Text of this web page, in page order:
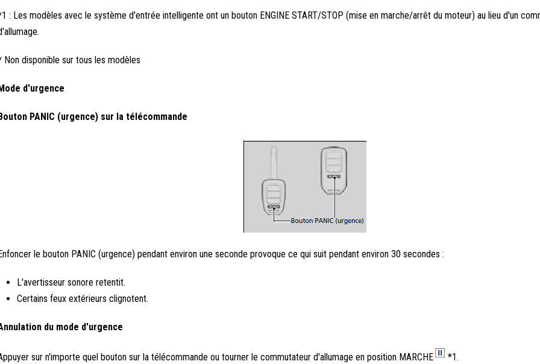
: Les modèles avec le système d'entrée intelligente ont un bouton ENGINE START/STOP (mise en marche/arrêt du moteur) au lieu d'un
Non disponible sur tous les modèles
d'urgence
PANIC (urgence) sur la télécommande
le bouton PANIC (urgence) pendant environ une seconde provoque ce qui suit pendant environ 30 secondes :
L'avertisseur sonore retentit.
Certains feux extérieurs clignotent.
du mode d'urgence
sur n'importe quel bouton sur la télécommande ou tourner le commutateur d'allumage en position MARCHE *1.